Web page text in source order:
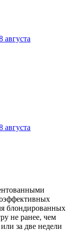
августа
августа
блондированных
не ранее, чем
за две недели